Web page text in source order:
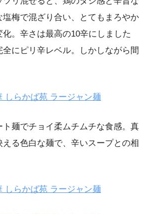
塩梅で混ざり合い、とてもまろやか
。辛さは最高の10辛にしました
にピリ辛レベル。しかしながら間
麺でチョイ柔ムチムチな食感。真
える色白な麺で、辛いスープとの相